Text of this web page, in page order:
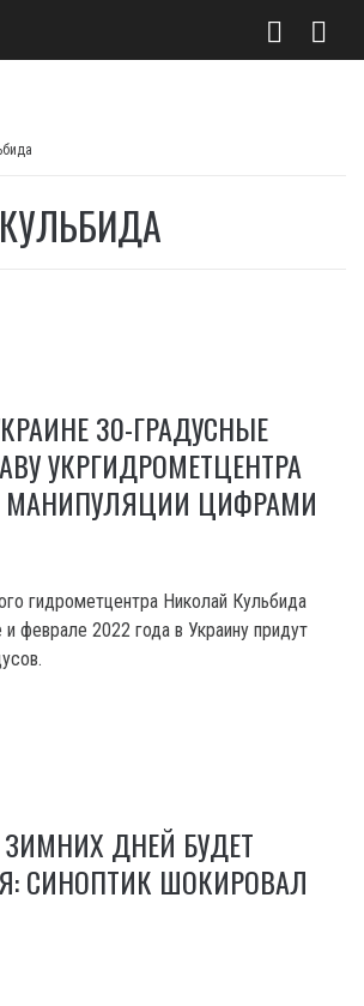
30-ГРАДУСНЫЕ
УКРГИДРОМЕТЦЕНТРА
ЦИФРАМИ
гидрометцентра Николай Кульбида
и феврале 2022 года в Украину придут
ДНЕЙ БУДЕТ
СИНОПТИК ШОКИРОВАЛ